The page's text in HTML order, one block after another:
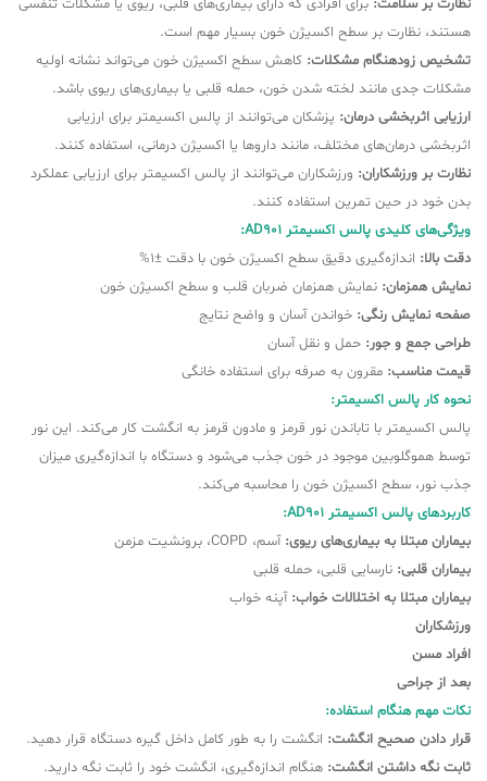
نظارت بر سلامت: برای افرادی که دارای بیماری‌های قلبی، ریوی یا مشکلات تنفسی
هستند، نظارت بر سطح اکسیژن خون بسیار مهم است.
تشخیص زودهنگام مشکلات: کاهش سطح اکسیژن خون می‌تواند نشانه اولیه
مشکلات جدی مانند لخته شدن خون، حمله قلبی یا بیماری‌های ریوی باشد.
ارزیابی اثربخشی درمان: پزشکان می‌توانند از پالس اکسیمتر برای ارزیابی
اثربخشی درمان‌های مختلف، مانند داروها یا اکسیژن درمانی، استفاده کنند.
نظارت بر ورزشکاران: ورزشکاران می‌توانند از پالس اکسیمتر برای ارزیابی عملکرد
بدن خود در حین تمرین استفاده کنند.
ویژگی‌های کلیدی پالس اکسیمتر AD901:
دقت بالا: اندازه‌گیری دقیق سطح اکسیژن خون با دقت ±1%
نمایش همزمان: نمایش همزمان ضربان قلب و سطح اکسیژن خون
صفحه نمایش رنگی: خواندن آسان و واضح نتایج
طراحی جمع و جور: حمل و نقل آسان
قیمت مناسب: مقرون به صرفه برای استفاده خانگی
نحوه کار پالس اکسیمتر:
پالس اکسیمتر با تاباندن نور قرمز و مادون قرمز به انگشت کار می‌کند. این نور
توسط هموگلوبین موجود در خون جذب می‌شود و دستگاه با اندازه‌گیری میزان
جذب نور، سطح اکسیژن خون را محاسبه می‌کند.
کاربردهای پالس اکسیمتر AD901:
بیماران مبتلا به بیماری‌های ریوی: آسم، COPD، برونشیت مزمن
بیماران قلبی: نارسایی قلبی، حمله قلبی
بیماران مبتلا به اختلالات خواب: آپنه خواب
ورزشکاران
افراد مسن
بعد از جراحی
نکات مهم هنگام استفاده:
قرار دادن صحیح انگشت: انگشت را به طور کامل داخل گیره دستگاه قرار دهید.
ثابت نگه داشتن انگشت: هنگام اندازه‌گیری، انگشت خود را ثابت نگه دارید.